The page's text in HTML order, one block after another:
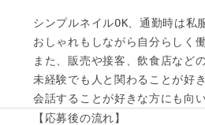
シンプルネイルOK、通勤時は私
おしゃれもしながら自分らしく
また、販売や接客、飲食店など
未経験でも人と関わることが好き
会話することが好きな方にも向
【応募後の流れ】